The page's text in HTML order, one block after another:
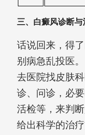
三、白癜风诊断
话说回来，得
别病急乱投医
去医院找皮肤
诊、问诊，必
活检等，来判
给出科学的治